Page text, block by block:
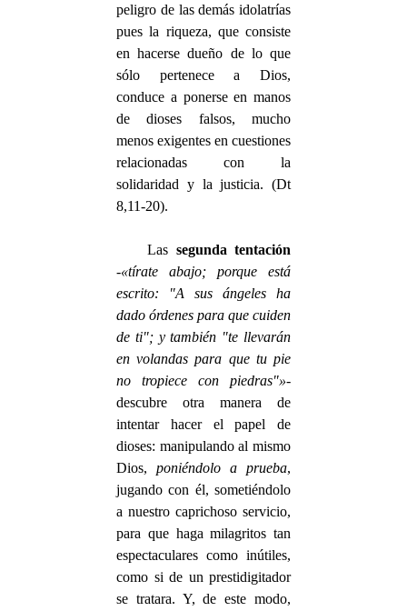
peligro de las demás idolatrías
pues la riqueza, que consiste
en hacerse dueño de lo que
sólo pertenece a Dios,
conduce a ponerse en manos
de dioses falsos, mucho
menos exigentes en cuestiones
relacionadas con la
solidaridad y la justicia. (Dt
8,11-20).
Las segunda tentación
-«tírate abajo; porque está
escrito: "A sus ángeles ha
dado órdenes para que cuiden
de ti"; y también "te llevarán
en volandas para que tu pie
no tropiece con piedras"»-
descubre otra manera de
intentar hacer el papel de
dioses: manipulando al mismo
Dios, poniéndolo a prueba,
jugando con él, sometiéndolo
a nuestro caprichoso servicio,
para que haga milagritos tan
espectaculares como inútiles,
como si de un prestidigitador
se tratara. Y, de este modo,